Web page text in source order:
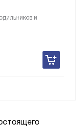
и